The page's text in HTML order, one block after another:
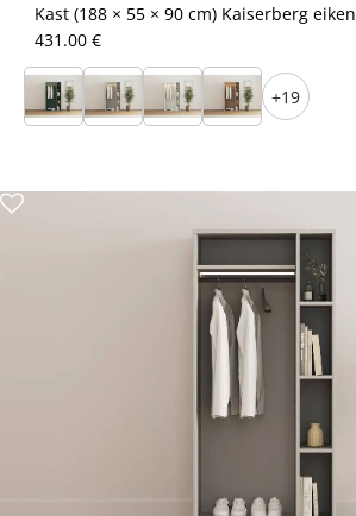
Kast (188 × 55 × 90 cm) Kaiserberg eiken
431.00 €
+19